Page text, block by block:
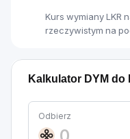
Kurs wymiany LKR
rzeczywistym na
Kalkulator DYM do
Odbierz